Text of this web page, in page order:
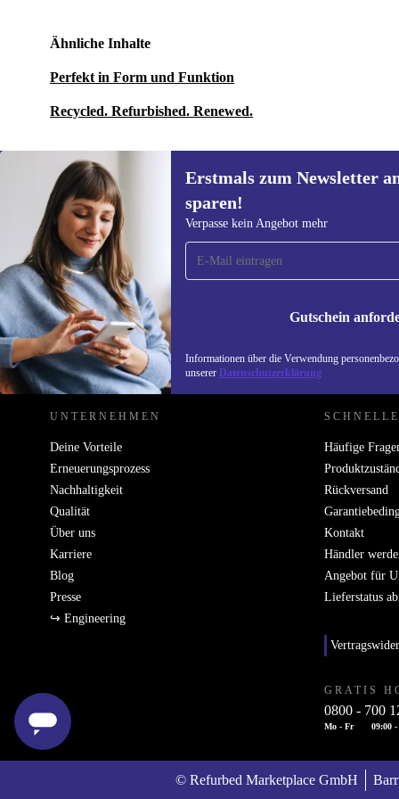
Ähnliche Inhalte
Perfekt in Form und Funktion
Recycled. Refurbished. Renewed.
Erstmals zum Newsletter
sparen!
Verpasse kein Angebot mehr
Gutschein
Informationen über die Verwendung
unserer Datenschutzerklärung
Erstmals zum Newsletter
anmelden, 15 € sparen!
Verpasse kein Angebot mehr.
REFURBED DEUTSCHLAND - RETHINK NEW.
UNTERNEHMEN
Deine Vorteile
Erneuerungsprozess
Nachhaltigkeit
Qualität
Über uns
Karriere
Blog
Presse
↪ Engineering
Häufige
Rückversand
Kontakt
Händler
Angebot für
Lieferstatus
GRATIS
0800 - 700
Mo - Fr 09:00 -
© Refurbed Marketplace GmbH